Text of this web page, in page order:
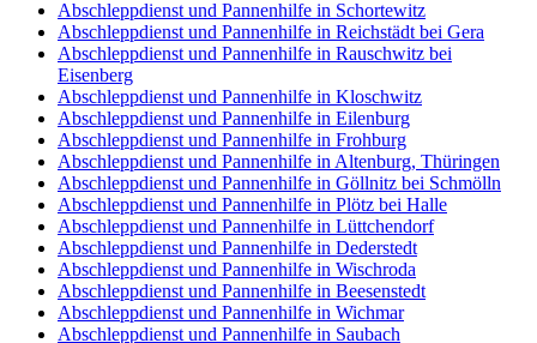
Abschleppdienst und Pannenhilfe in Schortewitz
Abschleppdienst und Pannenhilfe in Reichstädt bei Gera
Abschleppdienst und Pannenhilfe in Rauschwitz bei
Eisenberg
Abschleppdienst und Pannenhilfe in Kloschwitz
Abschleppdienst und Pannenhilfe in Eilenburg
Abschleppdienst und Pannenhilfe in Frohburg
Abschleppdienst und Pannenhilfe in Altenburg, Thüringen
Abschleppdienst und Pannenhilfe in Göllnitz bei Schmölln
Abschleppdienst und Pannenhilfe in Plötz bei Halle
Abschleppdienst und Pannenhilfe in Lüttchendorf
Abschleppdienst und Pannenhilfe in Dederstedt
Abschleppdienst und Pannenhilfe in Wischroda
Abschleppdienst und Pannenhilfe in Beesenstedt
Abschleppdienst und Pannenhilfe in Wichmar
Abschleppdienst und Pannenhilfe in Saubach